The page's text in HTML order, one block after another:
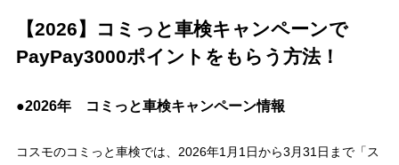
【2026】コミっと車検キャンペーンで
PayPay3000ポイントをもらう方法！
●2026年 コミっと車検キャンペーン情報
コスモのコミっと車検では、2026年1月1日から3月31日まで「ス